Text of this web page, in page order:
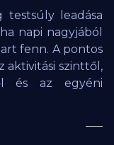
testsúly leadása
napi nagyjából
fenn. A pontos
aktivitási szinttől,
és az egyéni